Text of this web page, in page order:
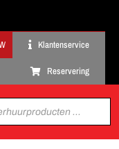
Klantenservice
Reservering